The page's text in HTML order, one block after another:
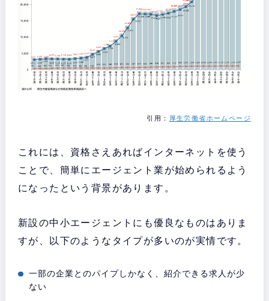
引用： 厚生労働省ホームページ
これには、資格さえあればインターネットを使う
ことで、簡単にエージェント業が始められるよう
になったという背景があります。
新設の中小エージェントにも優良なものはありま
すが、以下のようなタイプが多いのが実情です。
一部の企業とのパイプしかなく、紹介できる求人が少
ない